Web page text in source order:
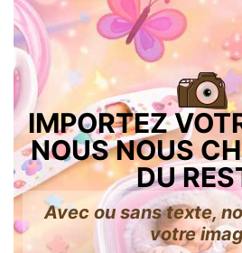
IMPORTEZ
NOUS NOUS
DU
Avec ou sans texte,
votre